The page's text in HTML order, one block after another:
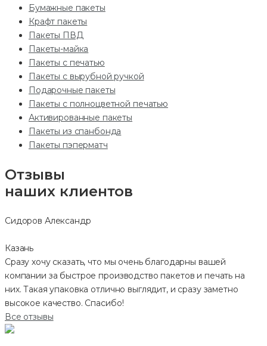
Бумажные пакеты
Крафт пакеты
Пакеты ПВД
Пакеты-майка
Пакеты с печатью
Пакеты с вырубной ручкой
Подарочные пакеты
Пакеты с полноцветной печатью
Активированные пакеты
Пакеты из спанбонда
Пакеты пэперматч
Отзывы
наших клиентов
Сидоров Александр
Казань
Сразу хочу сказать, что мы очень благодарны вашей
компании за быстрое производство пакетов и печать на
них. Такая упаковка отлично выглядит, и сразу заметно
высокое качество. Спасибо!
Все отзывы